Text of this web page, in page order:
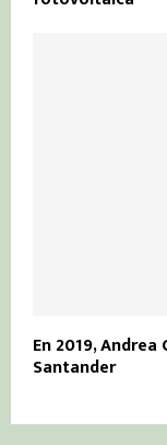
En 2019,
Santander